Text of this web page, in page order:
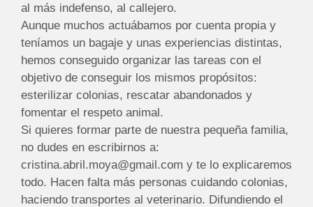
al más indefenso, al callejero.
Aunque muchos actuábamos por cuenta propia y
teníamos un bagaje y unas experiencias distintas,
hemos conseguido organizar las tareas con el
objetivo de conseguir los mismos propósitos:
esterilizar colonias, rescatar abandonados y
fomentar el respeto animal.
Si quieres formar parte de nuestra pequeña familia,
no dudes en escribirnos a:
cristina.abril.moya@gmail.com y te lo explicaremos
todo. Hacen falta más personas cuidando colonias,
haciendo transportes al veterinario. Difundiendo el